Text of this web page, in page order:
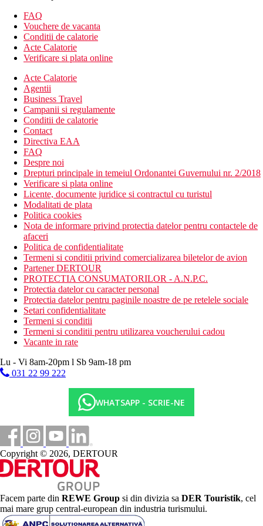
Descrierea hotelului
hol de intrare cu receptie
4 restaurante cu service
Wi-fi in zonele publice (gratuit)
coafor
loc de joaca
3 piscine (sezlonguri, umbrele si prosoape gratuite)
Descrierea plajei
nisipos
sezlonguri, umbrele si prosoape gratuite
Activitati sportive gratuite
inchiriere de hidrobiciclete si caiace
tenis de masa
aerobic
darts
volei pe plaja
sauna
programe de animatie
Activitati sportive contra cost
pescuit
calarie
scufundari
schi nautic
masaje
golf (16 km de hotel)
Mesele incluse
All Inclusive - 24 de ore:
include micul dejun, pranzul si cina sub forma de bufet
o cantitate nelimitata de bauturi nealcoolice si alcoolice
imbuteliate de productie locala
*Este necesara tinuta formala in timpul serii.
Distanţe
16 km
teren de golf
0 m
Distanta pana la plaja
25 km
Centrul orasului
FAQ
Vouchere de vacanta
Conditii de calatorie
Acte Calatorie
Verificare si plata online
Acte Calatorie
Agentii
Business Travel
Campanii si regulamente
Conditii de calatorie
Contact
Directiva EAA
FAQ
Despre noi
Drepturi principale in temeiul Ordonantei Guvernului nr. 2/2018
Verificare si plata online
Licente, documente juridice si contractul cu turistul
Modalitati de plata
Politica cookies
Nota de informare privind protectia datelor pentru contactele de
afaceri
Politica de confidentialitate
Termeni si conditii privind comercializarea biletelor de avion
Partener DERTOUR
PROTECTIA CONSUMATORILOR - A.N.P.C.
Protectia datelor cu caracter personal
Protectia datelor pentru paginile noastre de pe retelele sociale
Setari confidentialitate
Termeni si conditii
Termeni si conditii pentru utilizarea voucherului cadou
Vacante in rate
Lu - Vi 8am-20pm l Sb 9am-18 pm
031 22 99 222
WHATSAPP - SCRIE-NE
Copyright © 2026, DERTOUR
Facem parte din REWE Group si din divizia sa DER Touristik, cel
mai mare grup central-european din industria turismului.